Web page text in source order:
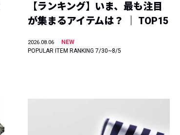
【ランキング】いま、最も注目
が集まるアイテムは？ ｜ TOP15
2026.08.06
NEW
POPULAR ITEM RANKING 7/30~8/5